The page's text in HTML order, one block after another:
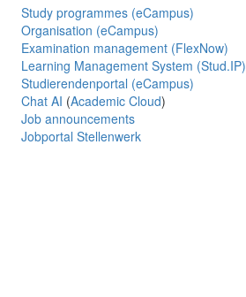
Study programmes (eCampus)
Organisation (eCampus)
Examination management (FlexNow)
Learning Management System (Stud.IP)
Studierendenportal (eCampus)
Chat AI (Academic Cloud)
Job announcements
Jobportal Stellenwerk